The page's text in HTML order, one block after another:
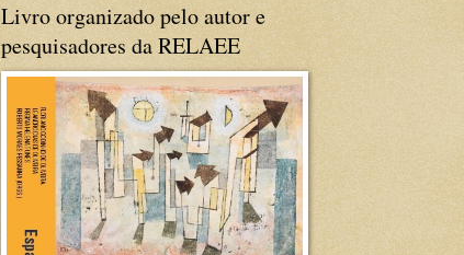
Livro organizado pelo autor e
pesquisadores da RELAEE